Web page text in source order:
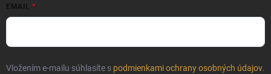
EMAIL
Vložením e-mailu súhlasíte s podmienkami ochrany osobných údajov.